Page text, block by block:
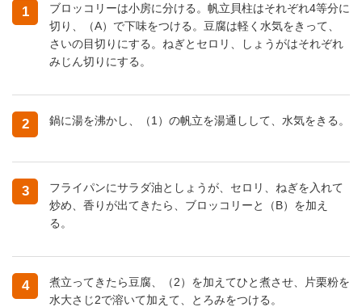
1
ブロッコリーは小房に分ける。帆立貝柱はそれぞれ4等分に
切り、（A）で下味をつける。豆腐は軽く水気をきって、
さいの目切りにする。ねぎとセロリ、しょうがはそれぞれ
みじん切りにする。
2 鍋に湯を沸かし、（1）の帆立を湯通しして、水気をきる。
3
フライパンにサラダ油としょうが、セロリ、ねぎを入れて
炒め、香りが出てきたら、ブロッコリーと（B）を加え
る。
4
煮立ってきたら豆腐、（2）を加えてひと煮させ、片栗粉を
水大さじ2で溶いて加えて、とろみをつける。